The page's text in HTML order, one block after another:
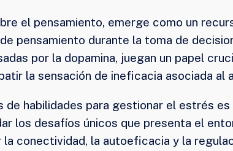
el pensamiento, emerge como un
pensamiento durante la toma de
por la dopamina, juegan un papel
la sensación de ineficacia asociada al
habilidades para gestionar el estrés
los desafíos únicos que presenta el
conectividad, la autoeficacia y la